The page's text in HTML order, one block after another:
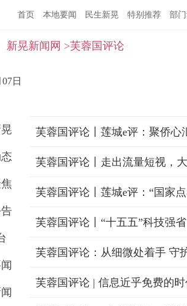
首页 本地要闻 民生新晃 特别推荐 部
新晃新闻网 >芙蓉国评论
日
芙蓉国评论丨莲城e评：聚侨心
芙蓉国评论丨走出流量短视，
芙蓉国评论丨莲城e评：“国家
芙蓉国评论丨“十五五”科技强
芙蓉国评论：从细微处着手 守
芙蓉国评论 | 信息近乎免费的